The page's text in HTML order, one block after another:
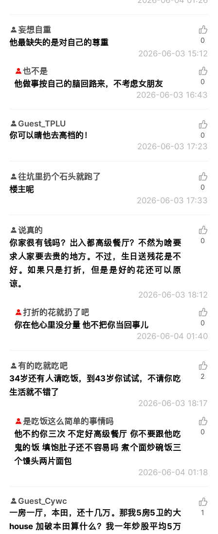
妄想自重
他最缺失的是对自己的尊重
2026-06-03 15:12
0
也不是
他做事按自己的脑回路来，不考虑女朋友
2026-06-03 16:43
0
Guest_TPLU
你可以晴他去高档的！
2026-06-03 17:23
0
往坑里扔个石头就跑了
楼主呢
2026-06-03 17:33
0
说真的
你家很有钱吗？出入都高级餐厅？不然为啥要
求人家要去贵的地方。不过，生日送残花是不
好。如果只是打折，但是是好的花还可以原
谅。
2026-06-03 18:12
0
打折的花就扔了吧
你在他心里没分量 他不把你当回事儿
2026-06-04 01:40
0
有的吃就吃吧
34岁还有人请吃饭，到43岁你试试，不请你吃
生活就不错了
2026-06-03 18:17
2
是吃饭这么简单的事情吗
他不约你三次 不定好高级餐厅 你不要跟他吃
鬼的饭 填饱肚子还不容易吗 煮个面炒碗饭三
个馒头两片面包
2026-06-04 01:18
0
Guest_Cywc
一房一厅，本田，还十几万。那我5房5卫的大
house 加破本田算什么？我一年炒股平均5万
1